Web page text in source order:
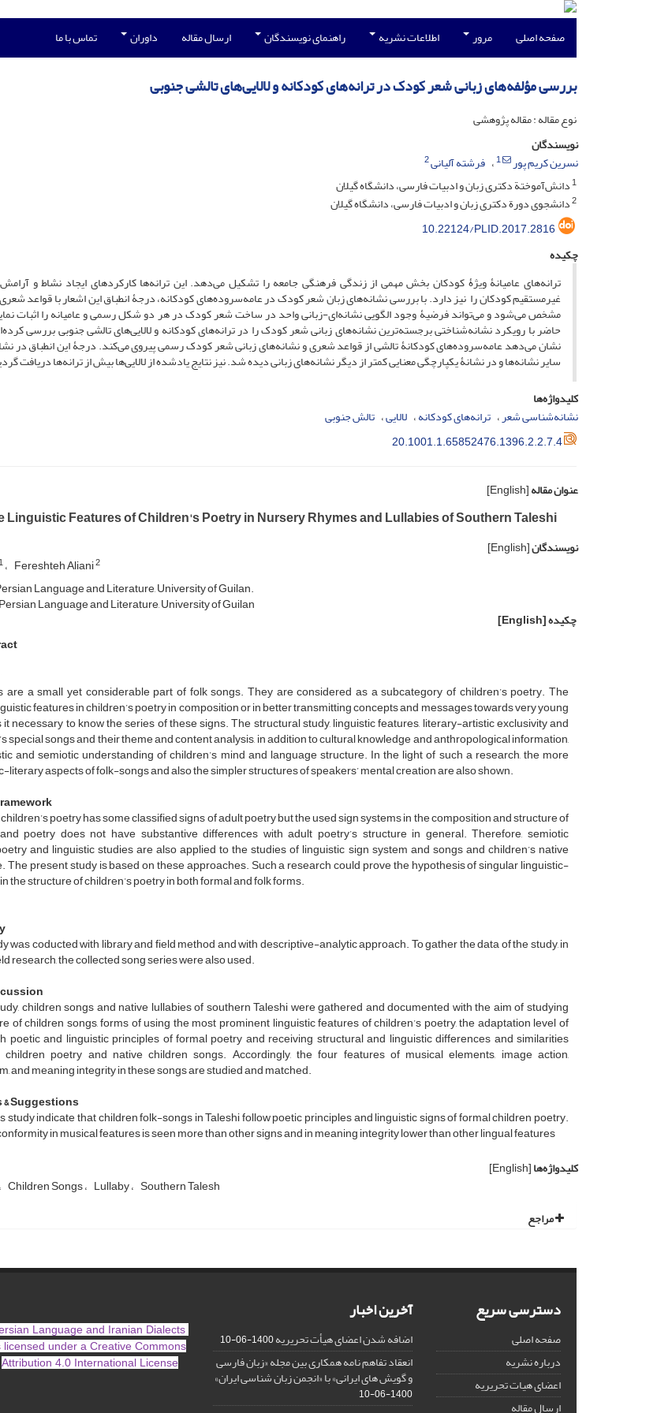
صفحه اصلی مرور اطلاعات نشریه راهنمای نویسندگان ارسال مقاله داوران تماس با ما
بررسی مؤلفه‌های زبانی شعر کودک در ترانه‌های کودکانه و لالایی‌های تالشی جنوبی
نوع مقاله : مقاله پژوهشی
نویسندگان
نسرین کریم پور
1 فرشته آلیانی2
1دانش‌آموختة دکتری زبان و ادبیات فارسی، دانشگاه گیلان
2دانشجوی دورة دکتری زبان و ادبیات فارسی، دانشگاه گیلان
10.22124/PLID.2017.2816
چکیده
ترانه‌های عامیانۀ ویژۀ کودکان بخش مهمی از زندگی فرهنگی جامعه را تشکیل می‌دهد. این ترانه‌ها کارکردهای ایجاد نشاط و
غیرمستقیم کودکان را نیز دارد. با بررسی نشانه‌های زبان شعر کودک در عامه‌سروده‌های کودکانه، درجۀ انطباق این اشعار با قواعد
مشخص می‌شود و می‌تواند فرضیۀ وجود الگویی نشانه‌ای-زبانی واحد در ساخت شعر کودک در هر دو شکل رسمی و عامیانه را اثبات
حاضر با رویکرد نشانه‌شناختی برجسته‌ترین نشانه‌های زبانی شعر کودک را در ترانه‌های کودکانه و لالایی‌های تالشی جنوبی بررسی
نشان می‌دهد عامه‌سروده‌های کودکانۀ تالشی از قواعد شعری و نشانه‌های زبانی شعر کودک رسمی پیروی می‌کند. درجۀ این انطباق در
سایر نشانه‌ها و در نشانۀ یکپارچگی معنایی کمتر از دیگر نشانه‌های زبانی دیده ‌شد. نیز نتایج یادشده از لالایی‌ها بیش از ترانه‌ها دریافت
کلیدواژه‌ها
نشانه‌شناسی شعر ترانه‌های کودکانه لالایی تالش جنوبی‌
20.1001.1.65852476.1396.2.2.7.4
عنوان مقاله[English]
Linguistic Features of Children's Poetry in Nursery Rhymes and Lullabies of Southern Taleshi
نویسندگان[English]
Fereshteh Aliani2
Language and Literature, University of Guilan.
Language and Literature, University of Guilan
چکیده[English]
are a small yet considerable part of folk songs. They are considered as a subcategory of children’s poetry. The
features in children’s poetry in composition or in better transmitting concepts and messages towards very young
necessary to know the series of these signs. The structural study, linguistic features, literary-artistic exclusivity and
special songs and their theme and content analysis, in addition to cultural knowledge and anthropological information,
and semiotic understanding of children’s mind and language structure. In the light of such a research, the more
literary aspects of folk-songs and also the simpler structures of speakers’ mental creation are also shown.
poetry has some classified signs of adult poetry but the used sign systems in the composition and structure of
poetry does not have substantive differences with adult poetry’s structure in general. Therefore, semiotic
and linguistic studies are also applied to the studies of linguistic sign system and songs and children’s native
The present study is based on these approaches. Such a research could prove the hypothesis of singular linguistic-
the structure of children’s poetry in both formal and folk forms.
was coducted with library and field method and with descriptive-analytic approach. To gather the data of the study, in
research, the collected song series were also used.
children songs and native lullabies of southern Taleshi were gathered and documented with the aim of studying
of children songs, forms of using the most prominent linguistic features of children’s poetry, the adaptation level of
poetic and linguistic principles of formal poetry and receiving structural and linguistic differences and similarities
children poetry and native children songs. Accordingly, the four features of musical elements, image action,
and meaning integrity in these songs are studied and matched.
Suggestions
study indicate that children folk-songs in Taleshi follow poetic principles and linguistic signs of formal children poetry.
in musical features is seen more than other signs and in meaning integrity lower than other lingual features
کلیدواژه‌ها[English]
Children Songs Lullaby Southern Talesh
مراجع
دسترسی سریع
صفحه اصلی
درباره نشریه
اعضای هیات تحریریه
ارسال مقاله
آخرین اخبار
اضافه شدن اعضای هیأت تحریریه1400-06-10
انعقاد تفاهم نامه همکاری بین مجله «زبان فارسی
و گویش های ایرانی» با «انجمن زبان شناسی ایران»
1400-06-10
Persian Language and Iranian Dialects
licensed under aCreative Commons
Attribution 4.0 International License